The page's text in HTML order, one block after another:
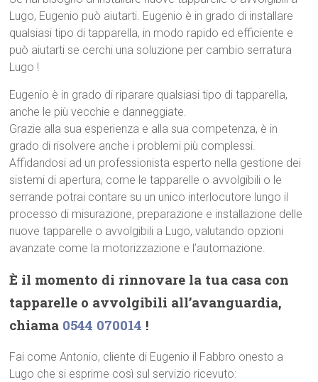
Lugo, Eugenio può aiutarti. Eugenio è in grado di installare
qualsiasi tipo di tapparella, in modo rapido ed efficiente e
può aiutarti se cerchi una soluzione per cambio serratura
Lugo !
Eugenio è in grado di riparare qualsiasi tipo di tapparella,
anche le più vecchie e danneggiate.
Grazie alla sua esperienza e alla sua competenza, è in
grado di risolvere anche i problemi più complessi.
Affidandosi ad un professionista esperto nella gestione dei
sistemi di apertura, come le tapparelle o avvolgibili o le
serrande potrai contare su un unico interlocutore lungo il
processo di misurazione, preparazione e installazione delle
nuove tapparelle o avvolgibili a Lugo, valutando opzioni
avanzate come la motorizzazione e l’automazione.
È il momento di rinnovare la tua casa con
tapparelle o avvolgibili all’avanguardia,
chiama 0544 070014 !
Fai come Antonio, cliente di Eugenio il Fabbro onesto a
Lugo che si esprime così sul servizio ricevuto: